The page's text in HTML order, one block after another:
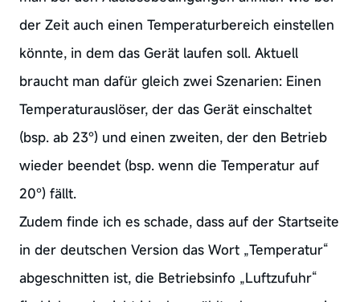
der Zeit auch einen Temperaturbereich einstellen
könnte, in dem das Gerät laufen soll. Aktuell
braucht man dafür gleich zwei Szenarien: Einen
Temperaturauslöser, der das Gerät einschaltet
(bsp. ab 23°) und einen zweiten, der den Betrieb
wieder beendet (bsp. wenn die Temperatur auf
20°) fällt.
Zudem finde ich es schade, dass auf der Startseite
in der deutschen Version das Wort „Temperatur“
abgeschnitten ist, die Betriebsinfo „Luftzufuhr“